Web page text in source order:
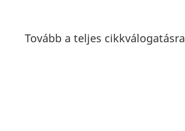
Tovább a teljes cikkválogatásra